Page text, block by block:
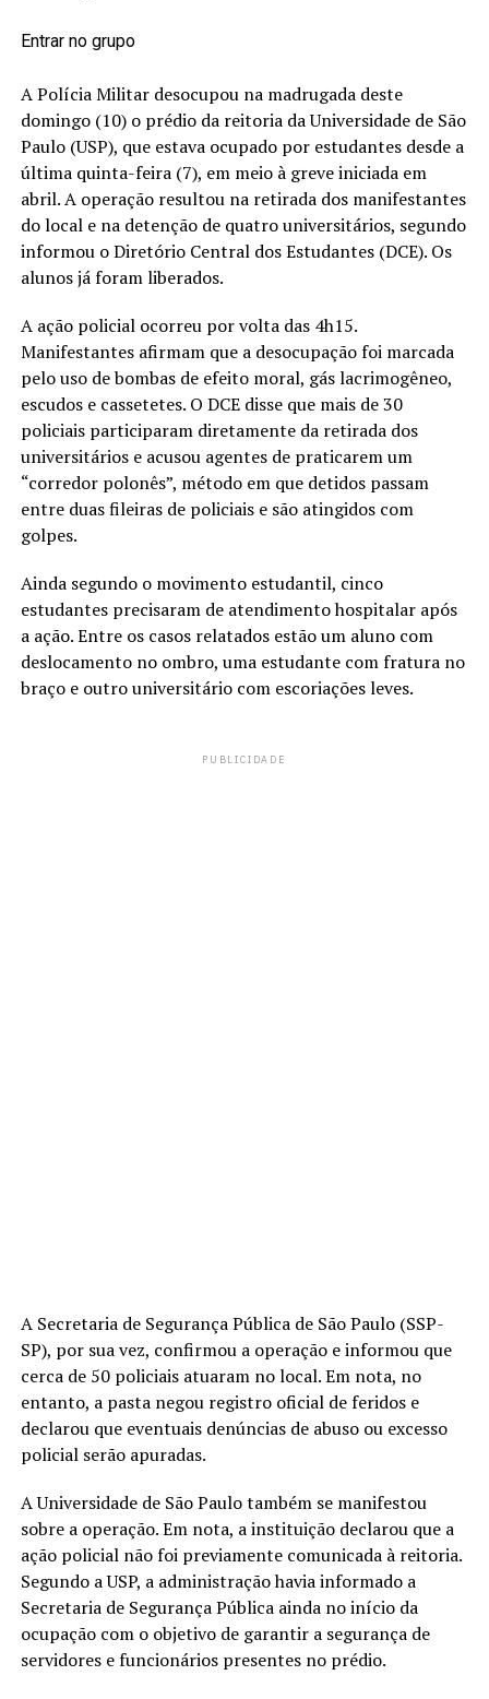
Entrar no grupo
A Polícia Militar desocupou na madrugada deste
domingo (10) o prédio da reitoria da Universidade de São
Paulo (USP), que estava ocupado por estudantes desde a
última quinta-feira (7), em meio à greve iniciada em
abril. A operação resultou na retirada dos manifestantes
do local e na detenção de quatro universitários, segundo
informou o Diretório Central dos Estudantes (DCE). Os
alunos já foram liberados.
A ação policial ocorreu por volta das 4h15.
Manifestantes afirmam que a desocupação foi marcada
pelo uso de bombas de efeito moral, gás lacrimogêneo,
escudos e cassetetes. O DCE disse que mais de 30
policiais participaram diretamente da retirada dos
universitários e acusou agentes de praticarem um
“corredor polonês”, método em que detidos passam
entre duas fileiras de policiais e são atingidos com
golpes.
Ainda segundo o movimento estudantil, cinco
estudantes precisaram de atendimento hospitalar após
a ação. Entre os casos relatados estão um aluno com
deslocamento no ombro, uma estudante com fratura no
braço e outro universitário com escoriações leves.
PUBLICIDADE
A Secretaria de Segurança Pública de São Paulo (SSP-
SP), por sua vez, confirmou a operação e informou que
cerca de 50 policiais atuaram no local. Em nota, no
entanto, a pasta negou registro oficial de feridos e
declarou que eventuais denúncias de abuso ou excesso
policial serão apuradas.
A Universidade de São Paulo também se manifestou
sobre a operação. Em nota, a instituição declarou que a
ação policial não foi previamente comunicada à reitoria.
Segundo a USP, a administração havia informado a
Secretaria de Segurança Pública ainda no início da
ocupação com o objetivo de garantir a segurança de
servidores e funcionários presentes no prédio.